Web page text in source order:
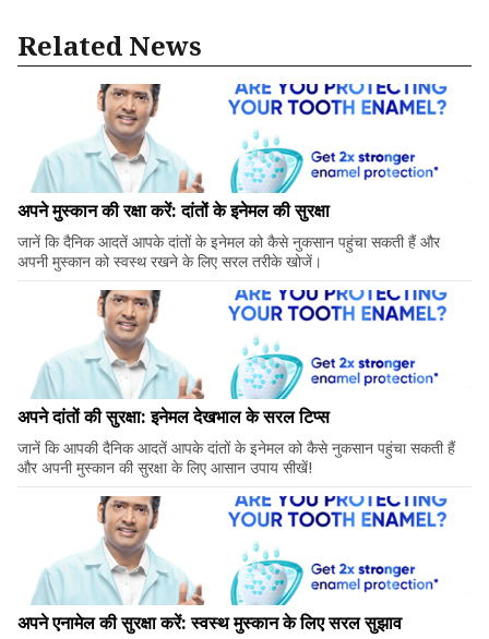
Related News
अपने मुस्कान की रक्षा करें: दांतों के इनेमल की सुरक्षा
जानें कि दैनिक आदतें आपके दांतों के इनेमल को कैसे नुकसान पहुंचा सकती हैं और
अपनी मुस्कान को स्वस्थ रखने के लिए सरल तरीके खोजें।
अपने दांतों की सुरक्षा: इनेमल देखभाल के सरल टिप्स
जानें कि आपकी दैनिक आदतें आपके दांतों के इनेमल को कैसे नुकसान पहुंचा सकती हैं
और अपनी मुस्कान की सुरक्षा के लिए आसान उपाय सीखें!
अपने एनामेल की सुरक्षा करें: स्वस्थ मुस्कान के लिए सरल सुझाव